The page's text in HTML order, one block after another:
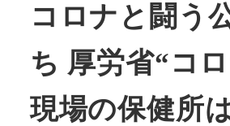
コロナと闘う
ち 厚労省“コ
現場の保健所